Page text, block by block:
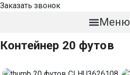
Заказать звонок
Меню
Контейнер 20 футов